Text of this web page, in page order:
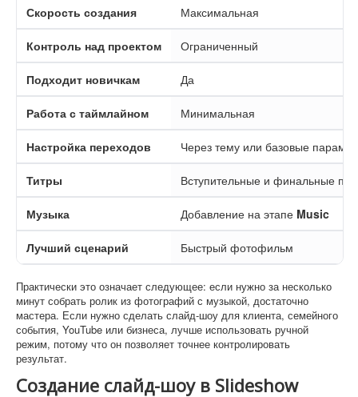
Скорость создания Максимальная
Контроль над проектом Ограниченный
Подходит новичкам Да
Работа с таймлайном Минимальная
Настройка переходов Через тему или базовые
Титры Вступительные и финальные
Музыка Добавление на этапе Music
Лучший сценарий Быстрый фотофильм
Практически это означает следующее: если нужно за несколько
минут собрать ролик из фотографий с музыкой, достаточно
мастера. Если нужно сделать слайд-шоу для клиента, семейного
события, YouTube или бизнеса, лучше использовать ручной
режим, потому что он позволяет точнее контролировать
результат.
Создание слайд-шоу в Slideshow